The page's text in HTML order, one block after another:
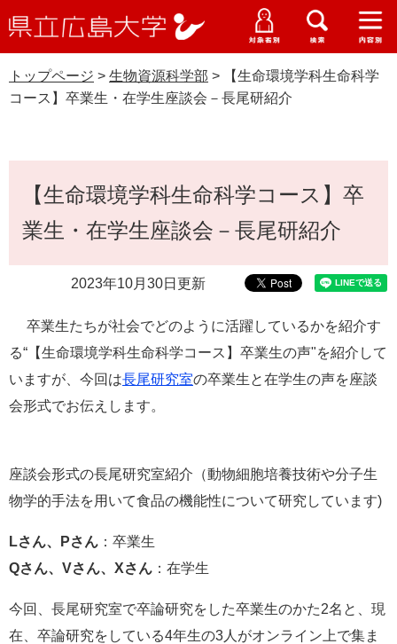
ー
ジ
先
ニ
ュ
を
ニ
ュ
ー
ニ
ュ
ー
ニ
ュ
ー
立
大
学
受験生の皆さま
地域・企業の皆さま
研究者の皆さま
教職員の皆さま
受験生特設サイト
WEB版大学案内
資料請求
한국어 日本語
o
g
e
タ
ム
検
大学概要
研究・地域連携・国際交流
トップページ > 生物資源科学部 >
【生命環境学科生命科学
コース】卒業生・在学生座談会－長尾研紹介
【生命環境学科生命科学コース】卒
業生・在学生座談会－長尾研紹介
2023年10月30日更新
卒業生たちが社会でどのように活躍しているかを紹介す
る“【生命環境学科生命科学コース】卒業生の声"を紹介して
いますが、今回は長尾研究室の卒業生と在学生の声を座談
会形式でお伝えします。
座談会形式の長尾研究室紹介（動物細胞培養技術や分子生
物学的手法を用いて食品の機能性について研究しています)
Lさん、Pさん ：卒業生
Qさん、Vさん、Xさん ：在学生
今回、長尾研究室で卒論研究をした卒業生のかた2名と、現
在、卒論研究をしている4年生の3人がオンライン上で集ま